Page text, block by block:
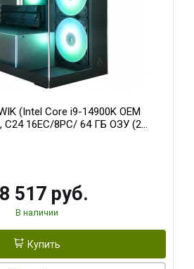
(Intel Core i9-14900K OEM
C24 16EC/8PC/ 64 ГБ ОЗУ (2
XTREME WATERFORCE
517 руб.
В наличии
Купить